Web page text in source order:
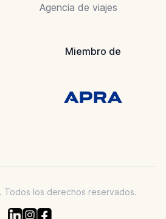
Agencia de viajes
Miembro de
Todos los derechos reservados.